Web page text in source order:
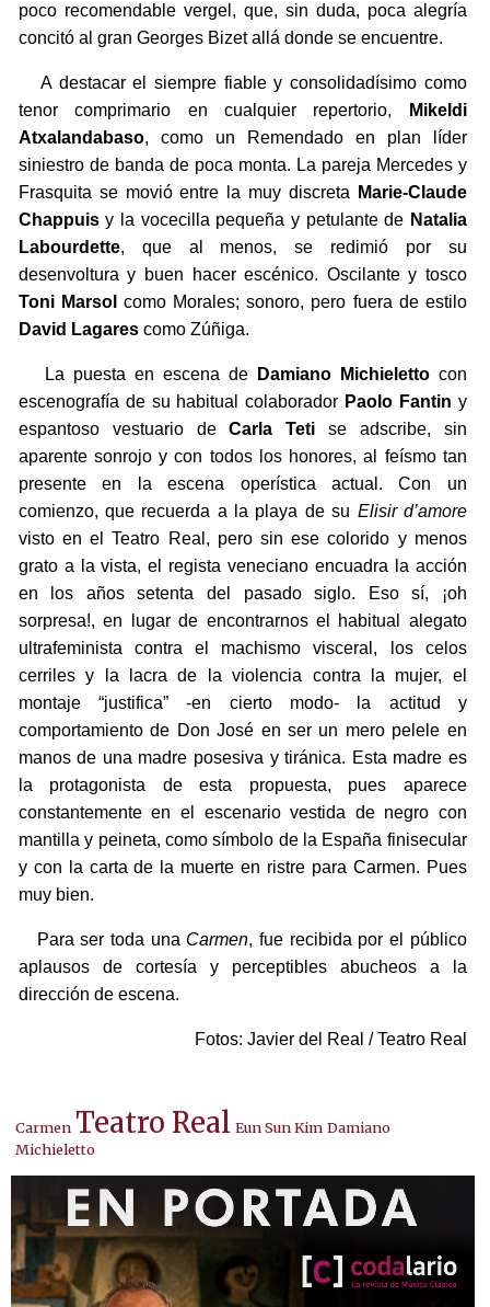
poco recomendable vergel, que, sin duda, poca alegría
concitó al gran Georges Bizet allá donde se encuentre.
A destacar el siempre fiable y consolidadísimo como
tenor comprimario en cualquier repertorio,
Mikeldi
Atxalandabaso, como un Remendado en plan líder
siniestro de banda de poca monta. La pareja Mercedes y
Frasquita se movió entre la muy discreta
Marie-Claude
Chappuisy la vocecilla pequeña y petulante de Natalia
Labourdette, que al menos, se redimió por su
desenvoltura y buen hacer escénico. Oscilante y tosco
Toni Marsol como Morales; sonoro, pero fuera de estilo
David Lagarescomo Zúñiga.
La puesta en escena de Damiano Michielettocon
escenografía de su habitual colaborador Paolo Fantin y
espantoso vestuario deCarla Teti se adscribe, sin
aparente sonrojo y con todos los honores, al feísmo tan
presente en la escena operística actual. Con un
comienzo, que recuerda a la playa de su Elisir d’amore
visto en el Teatro Real, pero sin ese colorido y menos
grato a la vista, el regista veneciano encuadra la acción
en los años setenta del pasado siglo. Eso sí, ¡oh
sorpresa!, en lugar de encontrarnos el habitual alegato
ultrafeminista contra el machismo visceral, los celos
cerriles y la lacra de la violencia contra la mujer, el
montaje “justifica” -en cierto modo- la actitud y
comportamiento de Don José en ser un mero pelele en
manos de una madre posesiva y tiránica. Esta madre es
la protagonista de esta propuesta, pues aparece
constantemente en el escenario vestida de negro con
mantilla y peineta, como símbolo de la España finisecular
y con la carta de la muerte en ristre para Carmen. Pues
muy bien.
Para ser toda una Carmen, fue recibida por el público
aplausos de cortesía y perceptibles abucheos a la
dirección de escena.
Fotos: Javier del Real / Teatro Real
Carmen Teatro Real Eun Sun Kim Damiano
Michieletto